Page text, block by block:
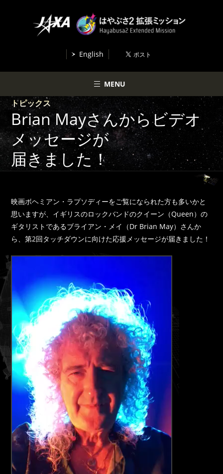
English
MENU
トピックス
Brian Mayさんからビデオ
メッセージが
届きました！
映画ボヘミアン・ラプソディーをご覧になられた方も多いかと
思いますが、イギリスのロックバンドのクイーン（Queen）の
ギタリストであるブライアン・メイ（Dr Brian May）さんか
ら、第2回タッチダウンに向けた応援メッセージが届きました！